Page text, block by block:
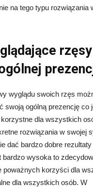
na tego typu rozwiązania
wyglądu swoich rzęs
swoją ogólną prezencję co
dla wszystkich
rozwiązania w swojej
dać bardzo dobre
bardzo wysoka to
poważnych korzyści dla
dla wszystkich osób. W